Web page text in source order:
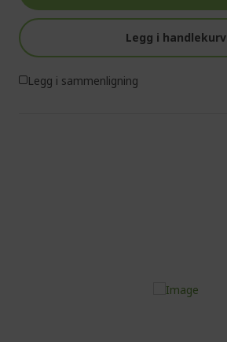
Legg i handlekurv
Legg i sammenligning